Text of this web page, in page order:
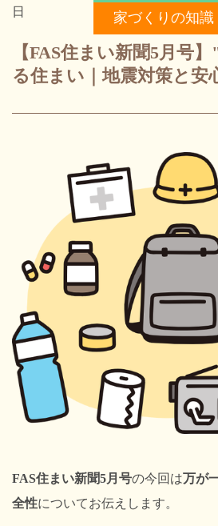
日
家づくりの知識
【FAS住まい新聞5月号
る住まい｜地震対策と安
FAS住まい新聞5月号の今回は万が
全性についてお伝えします。